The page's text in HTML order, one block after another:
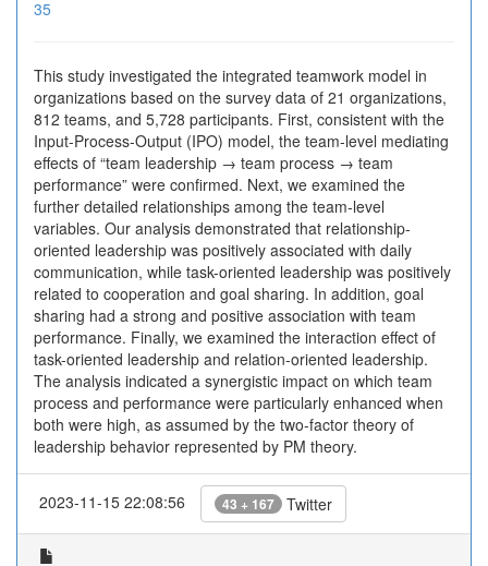
35
This study investigated the integrated teamwork model in
organizations based on the survey data of 21 organizations,
812 teams, and 5,728 participants. First, consistent with the
Input-Process-Output (IPO) model, the team-level mediating
effects of “team leadership → team process → team
performance” were confirmed. Next, we examined the
further detailed relationships among the team-level
variables. Our analysis demonstrated that relationship-
oriented leadership was positively associated with daily
communication, while task-oriented leadership was positively
related to cooperation and goal sharing. In addition, goal
sharing had a strong and positive association with team
performance. Finally, we examined the interaction effect of
task-oriented leadership and relation-oriented leadership.
The analysis indicated a synergistic impact on which team
process and performance were particularly enhanced when
both were high, as assumed by the two-factor theory of
leadership behavior represented by PM theory.
2023-11-15 22:08:56 43 + 167 Twitter